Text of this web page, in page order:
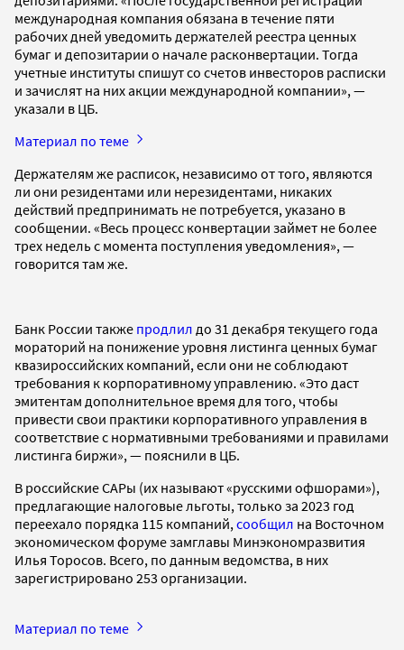
международная компания обязана в течение пяти
рабочих дней уведомить держателей реестра ценных
бумаг и депозитарии о начале расконвертации. Тогда
учетные институты спишут со счетов инвесторов расписки
и зачислят на них акции международной компании», —
указали в ЦБ.
Материал по теме
Держателям же расписок, независимо от того, являются
ли они резидентами или нерезидентами, никаких
действий предпринимать не потребуется, указано в
сообщении. «Весь процесс конвертации займет не более
трех недель с момента поступления уведомления», —
говорится там же.
Банк России также продлил до 31 декабря текущего года
мораторий на понижение уровня листинга ценных бумаг
квазироссийских компаний, если они не соблюдают
требования к корпоративному управлению. «Это даст
эмитентам дополнительное время для того, чтобы
привести свои практики корпоративного управления в
соответствие с нормативными требованиями и правилами
листинга биржи», — пояснили в ЦБ.
В российские САРы (их называют «русскими офшорами»),
предлагающие налоговые льготы, только за 2023 год
переехало порядка 115 компаний, сообщил на Восточном
экономическом форуме замглавы Минэкономразвития
Илья Торосов. Всего, по данным ведомства, в них
зарегистрировано 253 организации.
Материал по теме